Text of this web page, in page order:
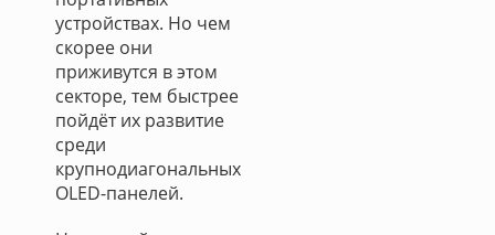
устройствах. Но чем
скорее они
приживутся в этом
секторе, тем быстрее
пойдёт их развитие
среди
крупнодиагональных
OLED-панелей.